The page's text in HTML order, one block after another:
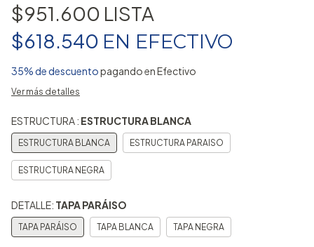
$951.600
$618.540 EN EFECTIVO
35% de descuentopagando en Efectivo
Ver más detalles
ESTRUCTURA : ESTRUCTURA BLANCA
ESTRUCTURA BLANCA ESTRUCTURA PARAISO
ESTRUCTURA NEGRA
DETALLE: TAPA PARÁISO
TAPA PARÁISO TAPA BLANCA TAPA NEGRA